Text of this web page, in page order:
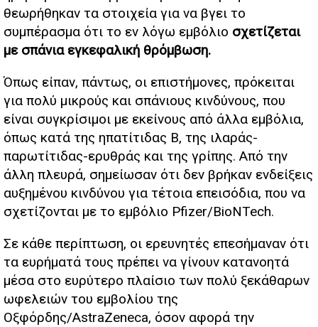
θεωρήθηκαν τα στοιχεία για να βγει το
συμπέρασμα ότι το εν λόγω εμβόλιο σχετίζεται
με σπάνια εγκεφαλική θρόμβωση.
Όπως είπαν, πάντως, οι επιστήμονες, πρόκειται
για πολύ μικρούς και σπάνιους κινδύνους, που
είναι συγκρίσιμοι με εκείνους από άλλα εμβόλια,
όπως κατά της ηπατίτιδας Β, της ιλαράς-
παρωτίτιδας-ερυθράς και της γρίπης. Από την
άλλη πλευρά, σημείωσαν ότι δεν βρήκαν ενδείξεις
αυξημένου κινδύνου για τέτοια επεισόδια, που να
σχετίζονται με το εμβόλιο Pfizer/BioNTech.
Σε κάθε περίπτωση, οι ερευνητές επεσήμαναν ότι
τα ευρήματά τους πρέπει να γίνουν κατανοητά
μέσα στο ευρύτερο πλαίσιο των πολύ ξεκάθαρων
ωφελειών του εμβολίου της
Οξφόρδης/AstraZeneca, όσον αφορά την